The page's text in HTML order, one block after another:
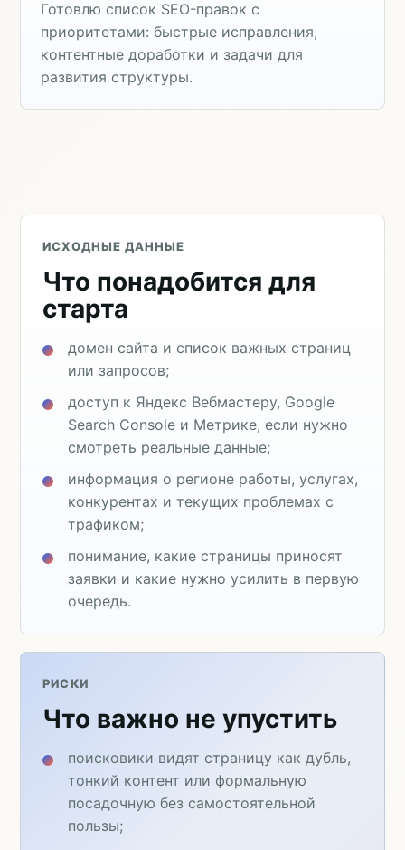
Готовлю список SEO-правок с
приоритетами: быстрые исправления,
контентные доработки и задачи для
развития структуры.
ИСХОДНЫЕ ДАННЫЕ
Что понадобится для
старта
домен сайта и список важных страниц
или запросов;
доступ к Яндекс Вебмастеру, Google
Search Console и Метрике, если нужно
смотреть реальные данные;
информация о регионе работы, услугах,
конкурентах и текущих проблемах с
трафиком;
понимание, какие страницы приносят
заявки и какие нужно усилить в первую
очередь.
РИСКИ
Что важно не упустить
поисковики видят страницу как дубль,
тонкий контент или формальную
посадочную без самостоятельной
пользы;